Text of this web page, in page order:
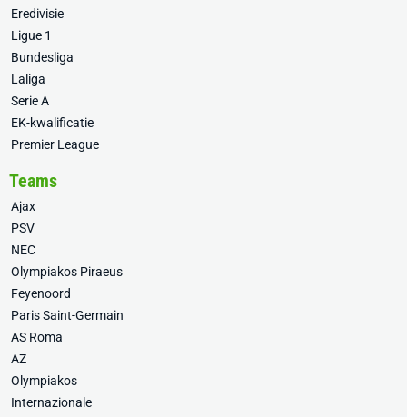
Eredivisie
Ligue 1
Bundesliga
Laliga
Serie A
EK-kwalificatie
Premier League
Teams
Ajax
PSV
NEC
Olympiakos Piraeus
Feyenoord
Paris Saint-Germain
AS Roma
AZ
Olympiakos
Internazionale